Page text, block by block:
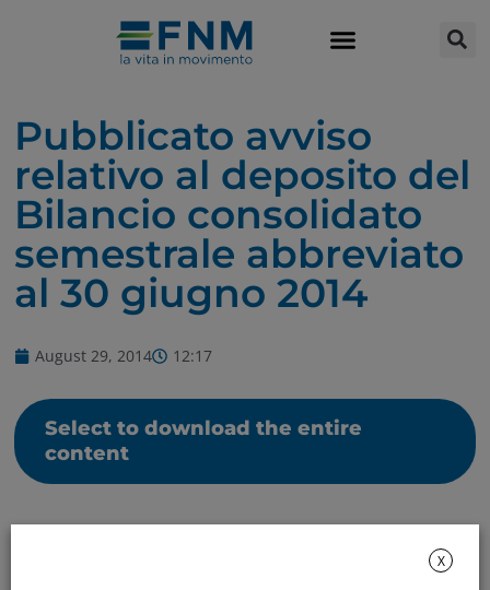
Pubblicato avviso
relativo al deposito del
Bilancio consolidato
semestrale abbreviato
al 30 giugno 2014
August 29, 2014 12:17
Select to download the entire
content
X